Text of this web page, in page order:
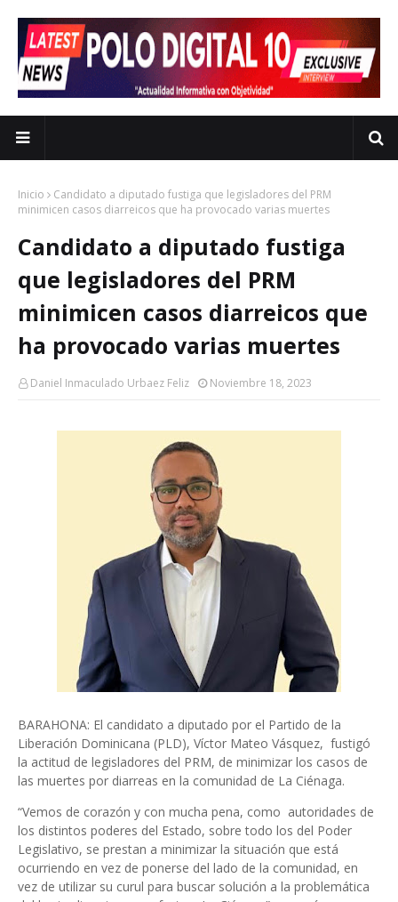
Inicio
Candidato a diputado fustiga que legisladores del PRM
minimicen casos diarreicos que ha provocado varias muertes
Candidato a diputado fustiga
que legisladores del PRM
minimicen casos diarreicos que
ha provocado varias muertes
Daniel Inmaculado Urbaez Feliz Noviembre 18, 2023
BARAHONA: El candidato a diputado por el Partido de la
Liberación Dominicana (PLD), Víctor Mateo Vásquez, fustigó
la actitud de legisladores del PRM, de minimizar los casos de
las muertes por diarreas en la comunidad de La Ciénaga.
“Vemos de corazón y con mucha pena, como autoridades de
los distintos poderes del Estado, sobre todo los del Poder
Legislativo, se prestan a minimizar la situación que está
ocurriendo en vez de ponerse del lado de la comunidad, en
vez de utilizar su curul para buscar solución a la problemática